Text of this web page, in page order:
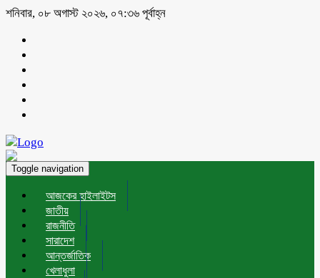
শনিবার, ০৮ অগাস্ট ২০২৬, ০৭:৩৬ পূর্বাহ্ন
Toggle navigation
আজকের হাইলাইটস
জাতীয়
রাজনীতি
সারাদেশ
আন্তর্জাতিক
খেলাধুলা